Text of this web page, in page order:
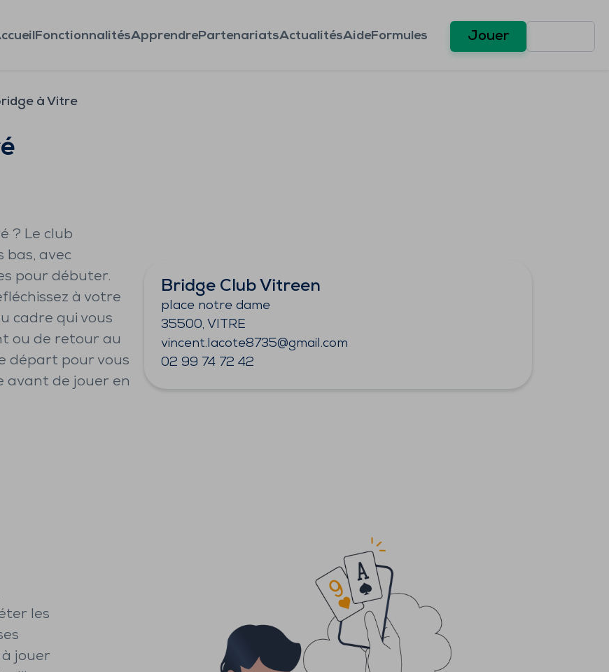
FonctionnalitésApprendrePartenariatsActualitésAideFormules Jouer
à Vitre
? Le club
bas, avec
pour débuter.
à votre
cadre qui vous
ou de retour au
départ pour vous
avant de jouer en
Bridge Club Vitreen
place notre dame
35500, VITRE
vincent.lacote8735@gmail.com
02 99 74 72 42
les
jouer